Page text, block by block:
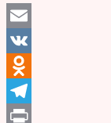
Email
VK
Odnoklassniki
Telegram